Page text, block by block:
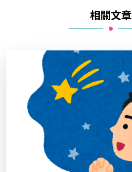
相關文章